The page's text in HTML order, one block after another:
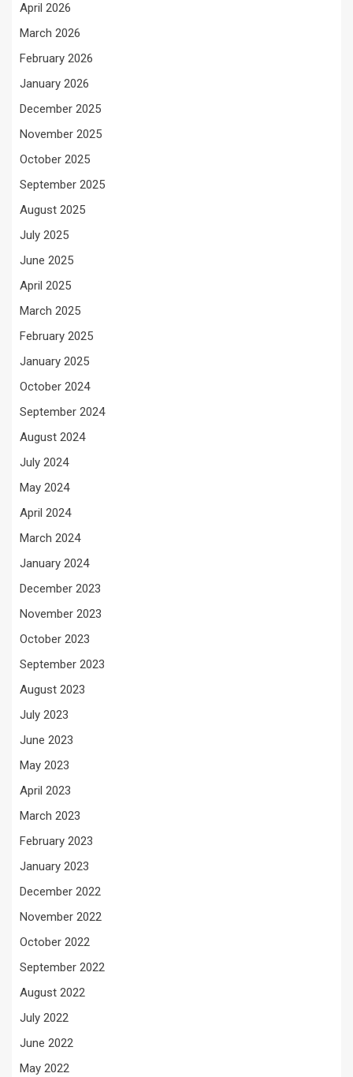
April 2026
March 2026
February 2026
January 2026
December 2025
November 2025
October 2025
September 2025
August 2025
July 2025
June 2025
April 2025
March 2025
February 2025
January 2025
October 2024
September 2024
August 2024
July 2024
May 2024
April 2024
March 2024
January 2024
December 2023
November 2023
October 2023
September 2023
August 2023
July 2023
June 2023
May 2023
April 2023
March 2023
February 2023
January 2023
December 2022
November 2022
October 2022
September 2022
August 2022
July 2022
June 2022
May 2022